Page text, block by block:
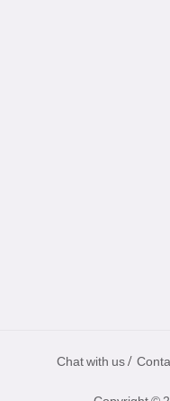
Chat with us /